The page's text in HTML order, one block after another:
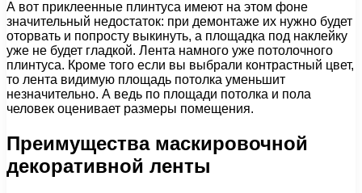
А вот приклеенные плинтуса имеют на этом фоне
значительный недостаток: при демонтаже их нужно будет
оторвать и попросту выкинуть, а площадка под наклейку
уже не будет гладкой. Лента намного уже потолочного
плинтуса. Кроме того если вы выбрали контрастный цвет,
то лента видимую площадь потолка уменьшит
незначительно. А ведь по площади потолка и пола
человек оценивает размеры помещения.
Преимущества маскировочной
декоративной ленты